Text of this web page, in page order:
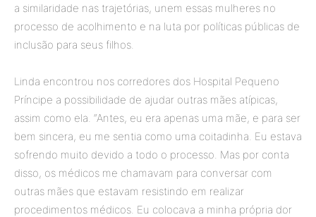
a similaridade nas trajetórias, unem essas mulheres no
processo de acolhimento e na luta por políticas públicas de
inclusão para seus filhos.
Linda encontrou nos corredores dos Hospital Pequeno
Príncipe a possibilidade de ajudar outras mães atípicas,
assim como ela. “Antes, eu era apenas uma mãe, e para ser
bem sincera, eu me sentia como uma coitadinha. Eu estava
sofrendo muito devido a todo o processo. Mas por conta
disso, os médicos me chamavam para conversar com
outras mães que estavam resistindo em realizar
procedimentos médicos. Eu colocava a minha própria dor